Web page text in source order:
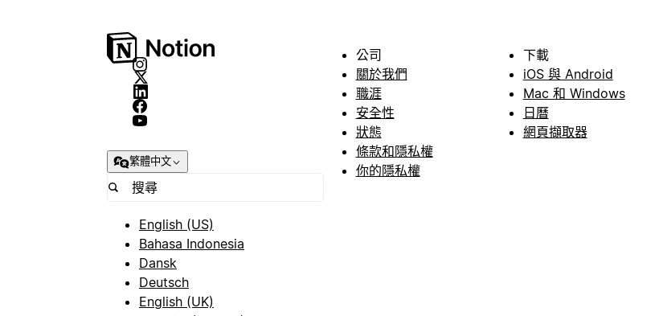
繁體中文
English (US)
Bahasa Indonesia
Dansk
Deutsch
English (UK)
公司
關於我們
職涯
安全性
狀態
條款和隱私權
你的隱私權
下載
iOS 與 Android
Mac 和 Windows
日曆
網頁擷取器